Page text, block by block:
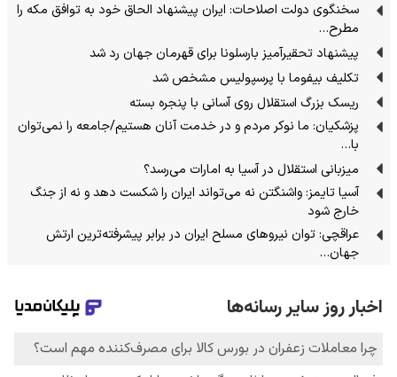
سخنگوی دولت اصلاحات: ایران پیشنهاد الحاق خود به توافق مکه را
مطرح…
پیشنهاد تحقیرآمیز بارسلونا برای قهرمان جهان رد شد
تکلیف بیفوما با پرسپولیس مشخص شد
ریسک بزرگ استقلال روی آسانی با پنجره بسته
پزشکیان: ما نوکر مردم و در خدمت آنان هستیم/جامعه را نمی‌توان
با…
میزبانی استقلال در آسیا به امارات می‌رسد؟
آسیا تایمز: واشنگتن نه می‌تواند ایران را شکست دهد و نه از جنگ
خارج شود
عراقچی: توان نیروهای مسلح ایران در برابر پیشرفته‌ترین ارتش
جهان…